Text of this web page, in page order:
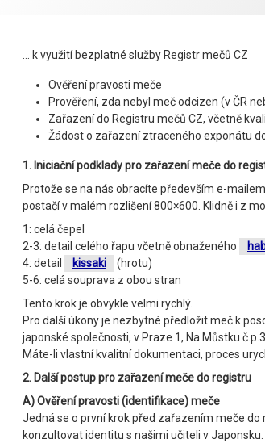
… k využití bezplatné služby Registr mečů CZ
Ověření pravosti meče
Prověření, zda nebyl meč odcizen (v ČR
Zařazení do Registru mečů CZ, včetně
Žádost o zařazení ztraceného exponátu
1. Iniciační podklady pro zařazení meče do
Protože se na nás obracíte především e-
postačí v malém rozlišení 800×600. Klidně i z
1: celá čepel
2-3: detail celého řapu včetně obnaženého
4: detail
kissaki
(hrotu)
5-6: celá souprava z obou stran
Tento krok je obvykle velmi rychlý.
Pro další úkony je nezbytné předložit meč k
japonské společnosti, v Praze 1, Na Můstku
Máte-li vlastní kvalitní dokumentaci, proces
2. Další postup pro zařazení meče do registru
A) Ověření pravosti (identifikace) meče
Jedná se o první krok před zařazením meče do
konzultovat identitu s našimi učiteli v Japonsku.